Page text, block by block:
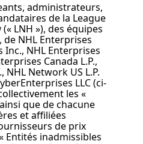
administrateurs,
de la League
LNH »), des équipes
de NHL Enterprises
Inc., NHL Enterprises
Canada L.P.,
NHL Network US L.P.
LLC (ci-
les «
que de chacune
et affiliées
de prix
Entités inadmissibles